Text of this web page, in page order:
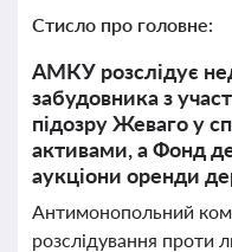
Стисло про головне:
АМКУ розслідує
забудовника з
підозру Жеваго у
активами, а Фонд
аукціони оренди
Антимонопольний
розслідування проти